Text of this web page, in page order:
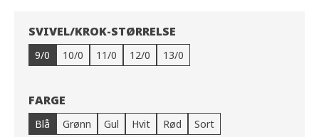
SVIVEL/KROK-STØRRELSE
9/0 10/0 11/0 12/0 13/0
FARGE
Blå Grønn Gul Hvit Rød Sort